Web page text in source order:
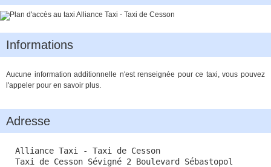
Informations
Aucune information additionnelle n'est renseignée pour ce taxi, vous pouvez
l'appeler pour en savoir plus.
Adresse
Alliance Taxi - Taxi de Cesson
Taxi de Cesson Sévigné 2 Boulevard Sébastopol